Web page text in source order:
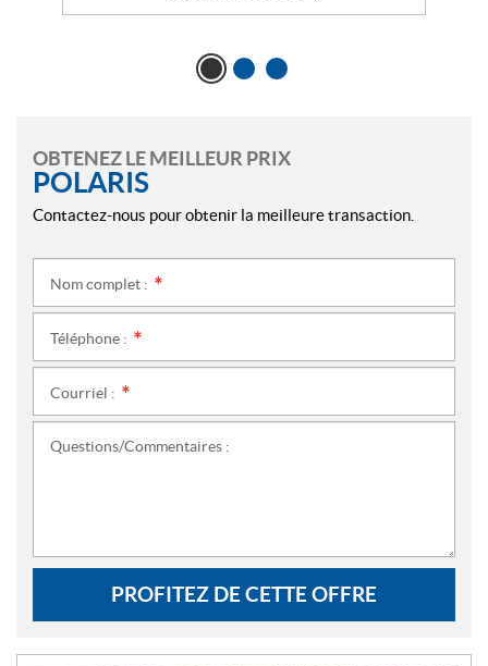
OBTENEZ LE MEILLEUR PRIX
POLARIS
Contactez-nous pour obtenir la meilleure transaction.
Nom complet :
Téléphone :
Courriel :
Questions/Commentaires :
PROFITEZ DE CETTE OFFRE